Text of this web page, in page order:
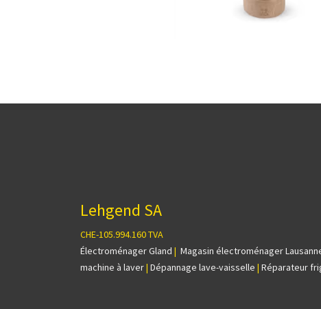
Lehgend SA
CHE-105.994.160 TVA
Électroménager Gland | Magasin électroménager
machine à laver| Dépannage lave-vaisselle | Réparateur